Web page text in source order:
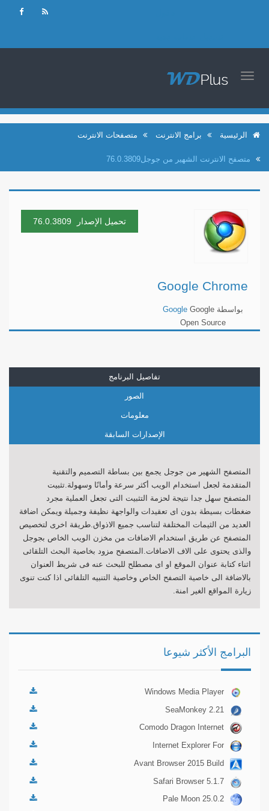
TOGGLE
الرئيسية برامج الانترنت متصفحات الانترنت
متصفح الانترنت الشهير من جوجل76.0.3809
Google Chrome
بواسطة Google Google
Open Source
تحميل الإصدار 76.0.3809
تفاصيل البرنامج
الصور
معلومات
الإصدارات السابقة
المتصفح الشهير من جوجل يجمع بين بساطة التصميم والتقنية
المتقدمة لجعل استخدام الويب أكثر سرعة وأمانًا وسهولة.تثبيت
المتصفح سهل جدا نتيجة لحزمة التثبيت التى تجعل العملية مجرد
ضغطات بسيطة بدون اى تعقيدات والواجهة نظيفة وجميلة ويمكن اضافة
العديد من الثيمات المختلفة لتناسب جميع الاذواق.طريقة اخرى لتخصيص
المتصفح عن طريق استخدام الاضافات من مخزن الويب الخاص بجوجل
والذى يحتوى على الاف الاضافات.المتصفح مزود بخاصية البحث التلقائى
اثناء كتابة عنوان الموقع او اى مصطلح للبحث عنه فى شريط العنوان
بالاضافة الى خاصية التصفح الخاص وخاصية التنبيه التلقائى اذا كنت تنوى
زيارة المواقع الغير امنة.
البرامج الأكثر شيوعا
Windows Media Player
Firefox Plugin 1.0.0.8
SeaMonkey 2.21
Comodo Dragon Internet
Browser 30.0
Internet Explorer For
Windows 7 11
Avant Browser 2015 Build
6
Safari Browser 5.1.7
Pale Moon 25.0.2